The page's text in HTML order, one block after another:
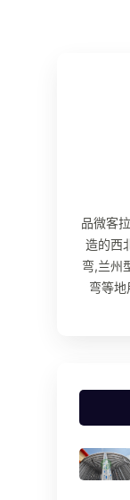
品微客
造的西
弯,兰州
弯等